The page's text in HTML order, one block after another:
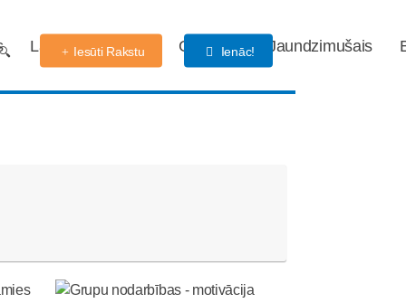
Labdarības fonds Gaidības Jaundzimušais
Iesūti Rakstu Ienāc!